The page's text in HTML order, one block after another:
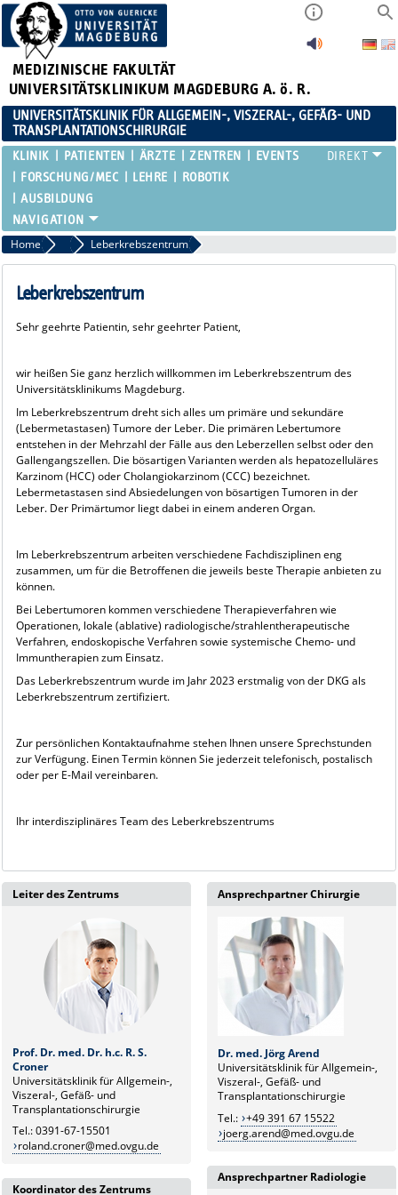
MEDIZINISCHE FAKULTÄT
UNIVERSITÄTSKLINIKUM MAGDEBURG A. ö. R.
UNIVERSITÄTSKLINIK FÜR ALLGEMEIN-, VISZERAL-, GEFÄẞ- UND
TRANSPLANTATIONSCHIRURGIE
KLINIK PATIENTEN ÄRZTE ZENTREN
EVENTS
FORSCHUNG/MEC
LEHRE
ROBOTIK
AUSBILDUNG
Home Leistungsspektrum
Leberkrebszentrum
Leberkrebszentrum
Sehr geehrte Patientin, sehr geehrter Patient,
wir heißen Sie ganz herzlich willkommen im Leberkrebszentrum des
Universitätsklinikums Magdeburg.
Im Leberkrebszentrum dreht sich alles um primäre und sekundäre
(Lebermetastasen) Tumore der Leber. Die primären Lebertumore
entstehen in der Mehrzahl der Fälle aus den Leberzellen selbst oder den
Gallengangszellen. Die bösartigen Varianten werden als hepatozelluläres
Karzinom (HCC) oder Cholangiokarzinom (CCC) bezeichnet.
Lebermetastasen sind Absiedelungen von bösartigen Tumoren in der
Leber. Der Primärtumor liegt dabei in einem anderen Organ.
Im Leberkrebszentrum arbeiten verschiedene Fachdisziplinen eng
zusammen, um für die Betroffenen die jeweils beste Therapie anbieten zu
können.
Bei Lebertumoren kommen verschiedene Therapieverfahren wie
Operationen, lokale (ablative) radiologische/strahlentherapeutische
Verfahren, endoskopische Verfahren sowie systemische Chemo- und
Immuntherapien zum Einsatz.
Das Leberkrebszentrum wurde im Jahr 2023 erstmalig von der DKG als
Leberkrebszentrum zertifiziert.
Zur persönlichen Kontaktaufnahme stehen Ihnen unsere Sprechstunden
zur Verfügung. Einen Termin können Sie jederzeit telefonisch, postalisch
oder per E-Mail vereinbaren.
Ihr interdisziplinäres Team des Leberkrebszentrums
Leiter des Zentrums
Prof. Dr. med. Dr. h.c. R. S.
Croner
Universitätsklinik für Allgemein-,
Viszeral-, Gefäß- und
Transplantationschirurgie
Tel.: 0391-67-15501
roland.croner@med.ovgu.de
Koordinator des Zentrums
Ansprechpartner Chirurgie
Dr. med. Jörg Arend
Universitätsklinik für Allgemein-,
Viszeral-, Gefäß- und
Transplantationschirurgie
Tel.: +49 391 67 15522
joerg.arend@med.ovgu.de
Ansprechpartner Radiologie